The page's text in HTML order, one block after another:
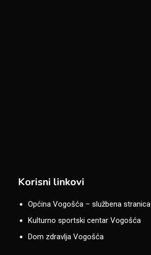
Korisni linkovi
Općina Vogošća – službena stranica
Kulturno sportski centar Vogošća
Dom zdravlja Vogošća